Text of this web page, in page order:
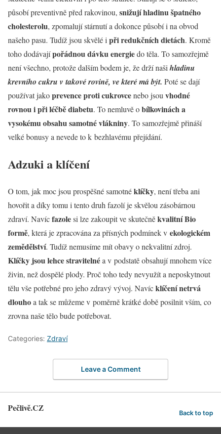
působí preventivně před rakovinou, snižují hladinu špatného
cholesterolu, zpomalují stárnutí a dokonce působí i na obvod
našeho pasu. Tudíž jsou skvělé i při redukčních dietách. Kromě
toho dodávajípořádnou dávku energiedo těla. To samozřejmě
není všechno, protože dalším bodem je, že drží naši hladinu
krevního cukru v takové rovině, ve které má být. Poté se dají
používat jakoprevence proti cukrovcenebo jsou vhodné
rovnou i při léčbě diabetu. To nemluvě obílkovinách a
vysokému obsahu samotné vlákniny. To samozřejmě přináší
velké bonusy a nevede to k bezhlavému přejídání.
Adzuki a klíčení
O tom, jak moc jsou prospěšné samotnéklíčky, není třeba ani
hovořit a díky tomu i tento druh fazolí je skvělou zásobárnou
zdraví. Navícfazolesi lze zakoupit ve skutečněkvalitní Bio
formě, která je zpracována za přísných podmínek v ekologickém
zemědělství. Tudíž nemusíme mít obavy o nekvalitní zdroj.
Klíčky jsou lehce stravitelnéa v podstatě obsahují mnohem více
živin, než dospělé plody. Proč toho tedy nevyužít a neposkytnout
tělu vše potřebné pro jeho zdravý vývoj. Navícklíčení netrvá
dlouhoa tak se můžeme v poměrně krátké době posilnit vším, co
zrovna naše tělo bude potřebovat.
Categories: Zdraví
Leave a Comment
Pečlivě.CZ Back to top